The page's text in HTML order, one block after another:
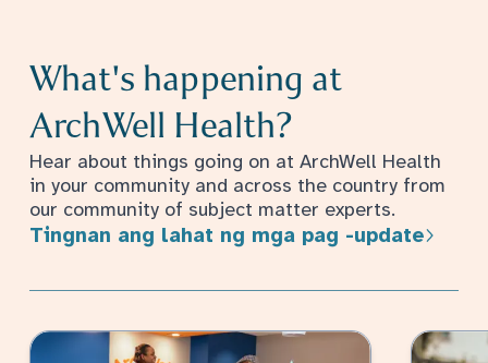
What's happening at
ArchWell Health?
Hear about things going on at ArchWell Health
in your community and across the country from
our community of subject matter experts.
Tingnan ang lahat ng mga pag -update